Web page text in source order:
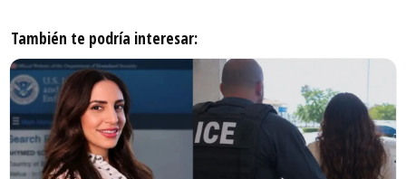
También te podría interesar: